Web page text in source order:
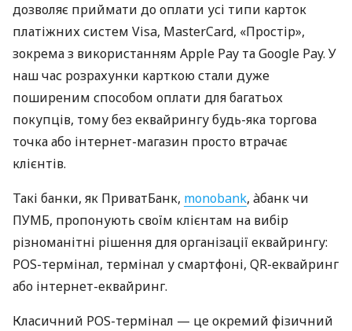
дозволяє приймати до оплати усі типи карток
платіжних систем Visa, MasterCard, «Простір»,
зокрема з використанням Apple Pay та Google Pay. У
наш час розрахунки карткою стали дуже
поширеним способом оплати для багатьох
покупців, тому без еквайрингу будь-яка торгова
точка або інтернет-магазин просто втрачає
клієнтів.
Такі банки, як ПриватБанк, monobank, àбанк чи
ПУМБ, пропонують своїм клієнтам на вибір
різноманітні рішення для організації еквайрингу:
POS-термінал, термінал у смартфоні, QR-еквайринг
або інтернет-еквайринг.
Класичний POS-термінал — це окремий фізичний